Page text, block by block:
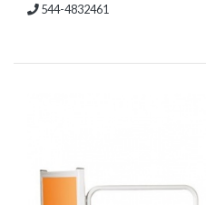
544-4832461